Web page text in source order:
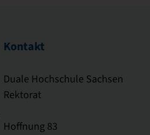
Kontakt
Duale Hochschule Sachsen
Rektorat
Hoffnung 83